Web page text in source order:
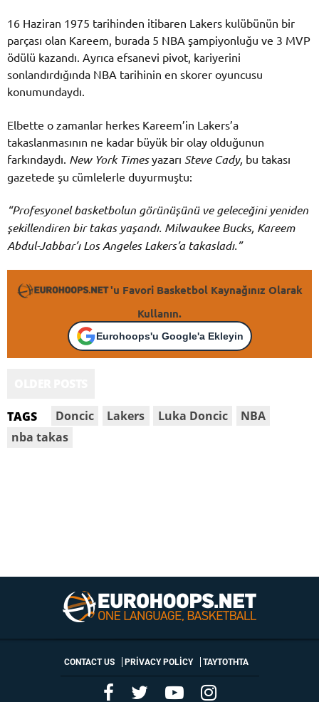
16 Haziran 1975 tarihinden itibaren Lakers kulübünün bir
parçası olan Kareem, burada 5 NBA şampiyonluğu ve 3 MVP
ödülü kazandı. Ayrıca efsanevi pivot, kariyerini
sonlandırdığında NBA tarihinin en skorer oyuncusu
konumundaydı.
Elbette o zamanlar herkes Kareem’in Lakers’a
takaslanmasının ne kadar büyük bir olay olduğunun
farkındaydı. New York Timesyazarı Steve Cady, bu takası
gazetede şu cümlelerle duyurmuştu:
“Profesyonel basketbolun görünüşünü ve geleceğini yeniden
şekillendiren bir takas yaşandı. Milwaukee Bucks, Kareem
Abdul-Jabbar’ı Los Angeles Lakers’a takasladı.”
'u Favori Basketbol Kaynağınız Olarak
Kullanın.
Eurohoops'u Google'a Ekleyin
TAGS Doncic Lakers Luka Doncic
NBA
nba takas
CONTACT US PRIVACY POLICY ΤΑΥΤΟΤΗΤΑ